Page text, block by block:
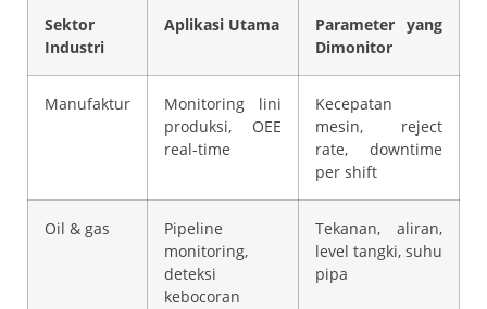
Sektor
Industri
Aplikasi Utama
Parameter yang
Dimonitor
Manufaktur
Monitoring lini
produksi, OEE
real-time
Kecepatan
mesin, reject
rate, downtime
per shift
Oil & gas
Pipeline
monitoring,
deteksi
kebocoran
Tekanan, aliran,
level tangki, suhu
pipa